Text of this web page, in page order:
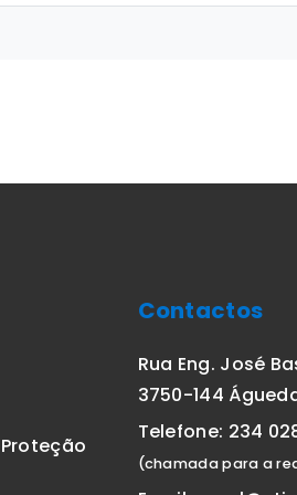
Contactos
Rua Eng. José
3750-144
Telefone: 234 028
(chamada para a